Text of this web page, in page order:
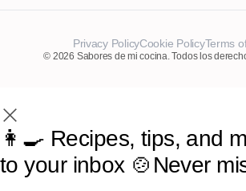
Privacy PolicyCookie PolicyTerms
© 2026 Sabores de mi cocina. Todos los
👩‍🍳 Recipes, tips, and
to your inbox 🍲Never